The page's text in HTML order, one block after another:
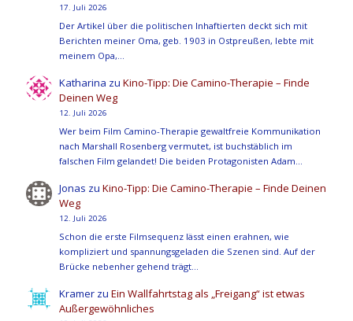
17. Juli 2026
Der Artikel über die politischen Inhaftierten deckt sich mit
Berichten meiner Oma, geb. 1903 in Ostpreußen, lebte mit
meinem Opa,…
Katharina zuKino-Tipp: Die Camino-Therapie – Finde
Deinen Weg
12. Juli 2026
Wer beim Film Camino-Therapie gewaltfreie Kommunikation
nach Marshall Rosenberg vermutet, ist buchstäblich im
falschen Film gelandet! Die beiden Protagonisten Adam…
Jonas zuKino-Tipp: Die Camino-Therapie – Finde Deinen
Weg
12. Juli 2026
Schon die erste Filmsequenz lässt einen erahnen, wie
kompliziert und spannungsgeladen die Szenen sind. Auf der
Brücke nebenher gehend trägt…
Kramer zuEin Wallfahrtstag als „Freigang“ ist etwas
Außergewöhnliches